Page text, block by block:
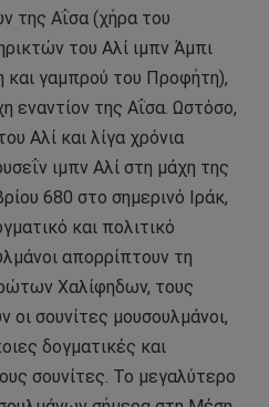
της Αΐσα (χήρα του
του Αλί ιμπν Άμπι
και γαμπρού του Προφήτη),
εναντίον της Αΐσα. Ωστόσο,
Αλί και λίγα χρόνια
ιμπν Αλί στη μάχη της
680 στο σημερινό Ιράκ,
και πολιτικό
απορρίπτουν τη
Χαλίφηδων, τους
σουνίτες μουσουλμάνοι,
δογματικές και
σουνίτες. Το μεγαλύτερο